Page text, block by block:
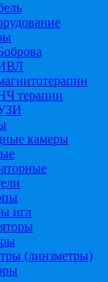
терапии
камеры
игл
(линзметры)